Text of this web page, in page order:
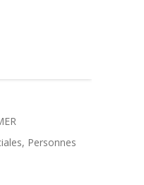
Personnes